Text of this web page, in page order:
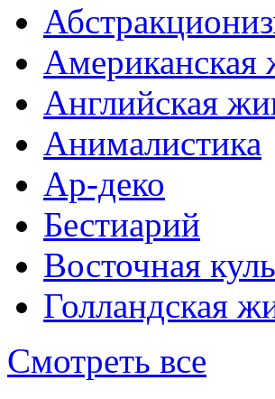
Американская
Английская
Анималистика
Ар-деко
Бестиарий
Восточная
Голландская
Смотреть все